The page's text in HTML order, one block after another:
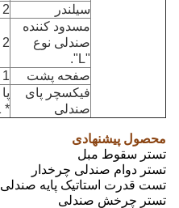
سیلندر
2 ست
مسدود کننده
صندلی نوع
"L".
2 ست
صفحه پشت
1 قطعه
فیکسچر پای
صندلی
* 1 قطعه
محصول پیشنهادی
تستر سقوط مبل
تستر دوام صندلی چرخدار
تست قدرت استاتیک پایه صندلی
تستر چرخش صندلی